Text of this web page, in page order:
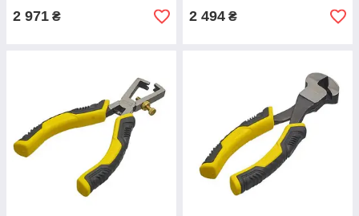
2 971 ₴ 2 494 ₴